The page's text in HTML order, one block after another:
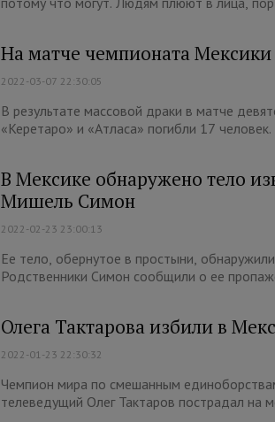
На матче чемпионата Мексики
2022-03-07 22:30:05
В результате массовой драки в матче
«Керетаро» и «Атласа» погибли 17
В Мексике обнаружено тело
Мишель Симон
2022-02-23 23:00:13
Ее тело, обернутое в простыни,
Родственники Симон сообщили о ее
Олега Тактарова избили в
2022-01-23 22:30:32
Чемпион мира по смешанным
телеведущий Олег Тактаров пострадал на